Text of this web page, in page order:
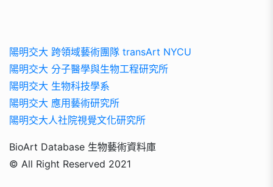
陽明交大 跨領域藝術團隊 transArt NYCU
陽明交大 分子醫學與生物工程研究所
陽明交大 生物科技學系
陽明交大 應用藝術研究所
陽明交大人社院視覺文化研究所
BioArt Database 生物藝術資料庫
© All Right Reserved 2021